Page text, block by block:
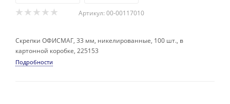
Артикул: 00-00117010
Скрепки ОФИСМАГ, 33 мм, никелированные, 100 шт., в
картонной коробке, 225153
Подробности